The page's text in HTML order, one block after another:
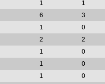
1
1
6
3
1
0
2
2
1
0
1
0
1
0